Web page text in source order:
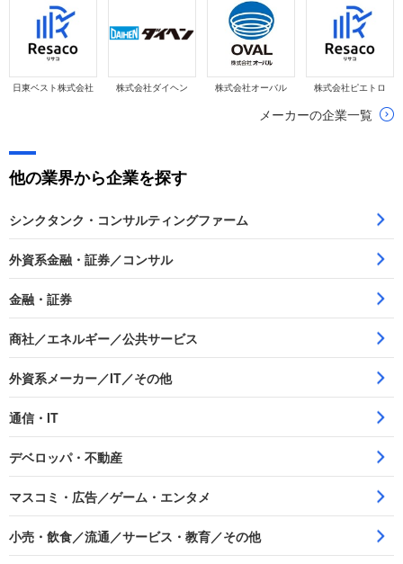
日東ベスト株式会社 株式会社ダイヘン 株式会社オーバル 株式会社ピエトロ
メーカーの企業一覧
他の業界から企業を探す
シンクタンク・コンサルティングファーム
外資系金融・証券／コンサル
金融・証券
商社／エネルギー／公共サービス
外資系メーカー／IT／その他
通信・IT
デベロッパ・不動産
マスコミ・広告／ゲーム・エンタメ
小売・飲食／流通／サービス・教育／その他